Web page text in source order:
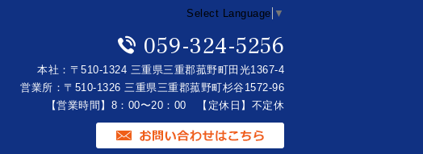
Select Language ▼
059-324-5256
本社：〒510-1324 三重県三重郡菰野町田光1367-4
営業所：〒510-1326 三重県三重郡菰野町杉谷1572-96
【営業時間】8：00〜20：00 【定休日】不定休